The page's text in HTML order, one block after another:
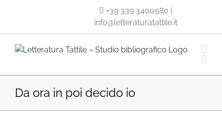
+39 339 3400580 |
info@letteraturatattile.it
Da ora in poi decido io